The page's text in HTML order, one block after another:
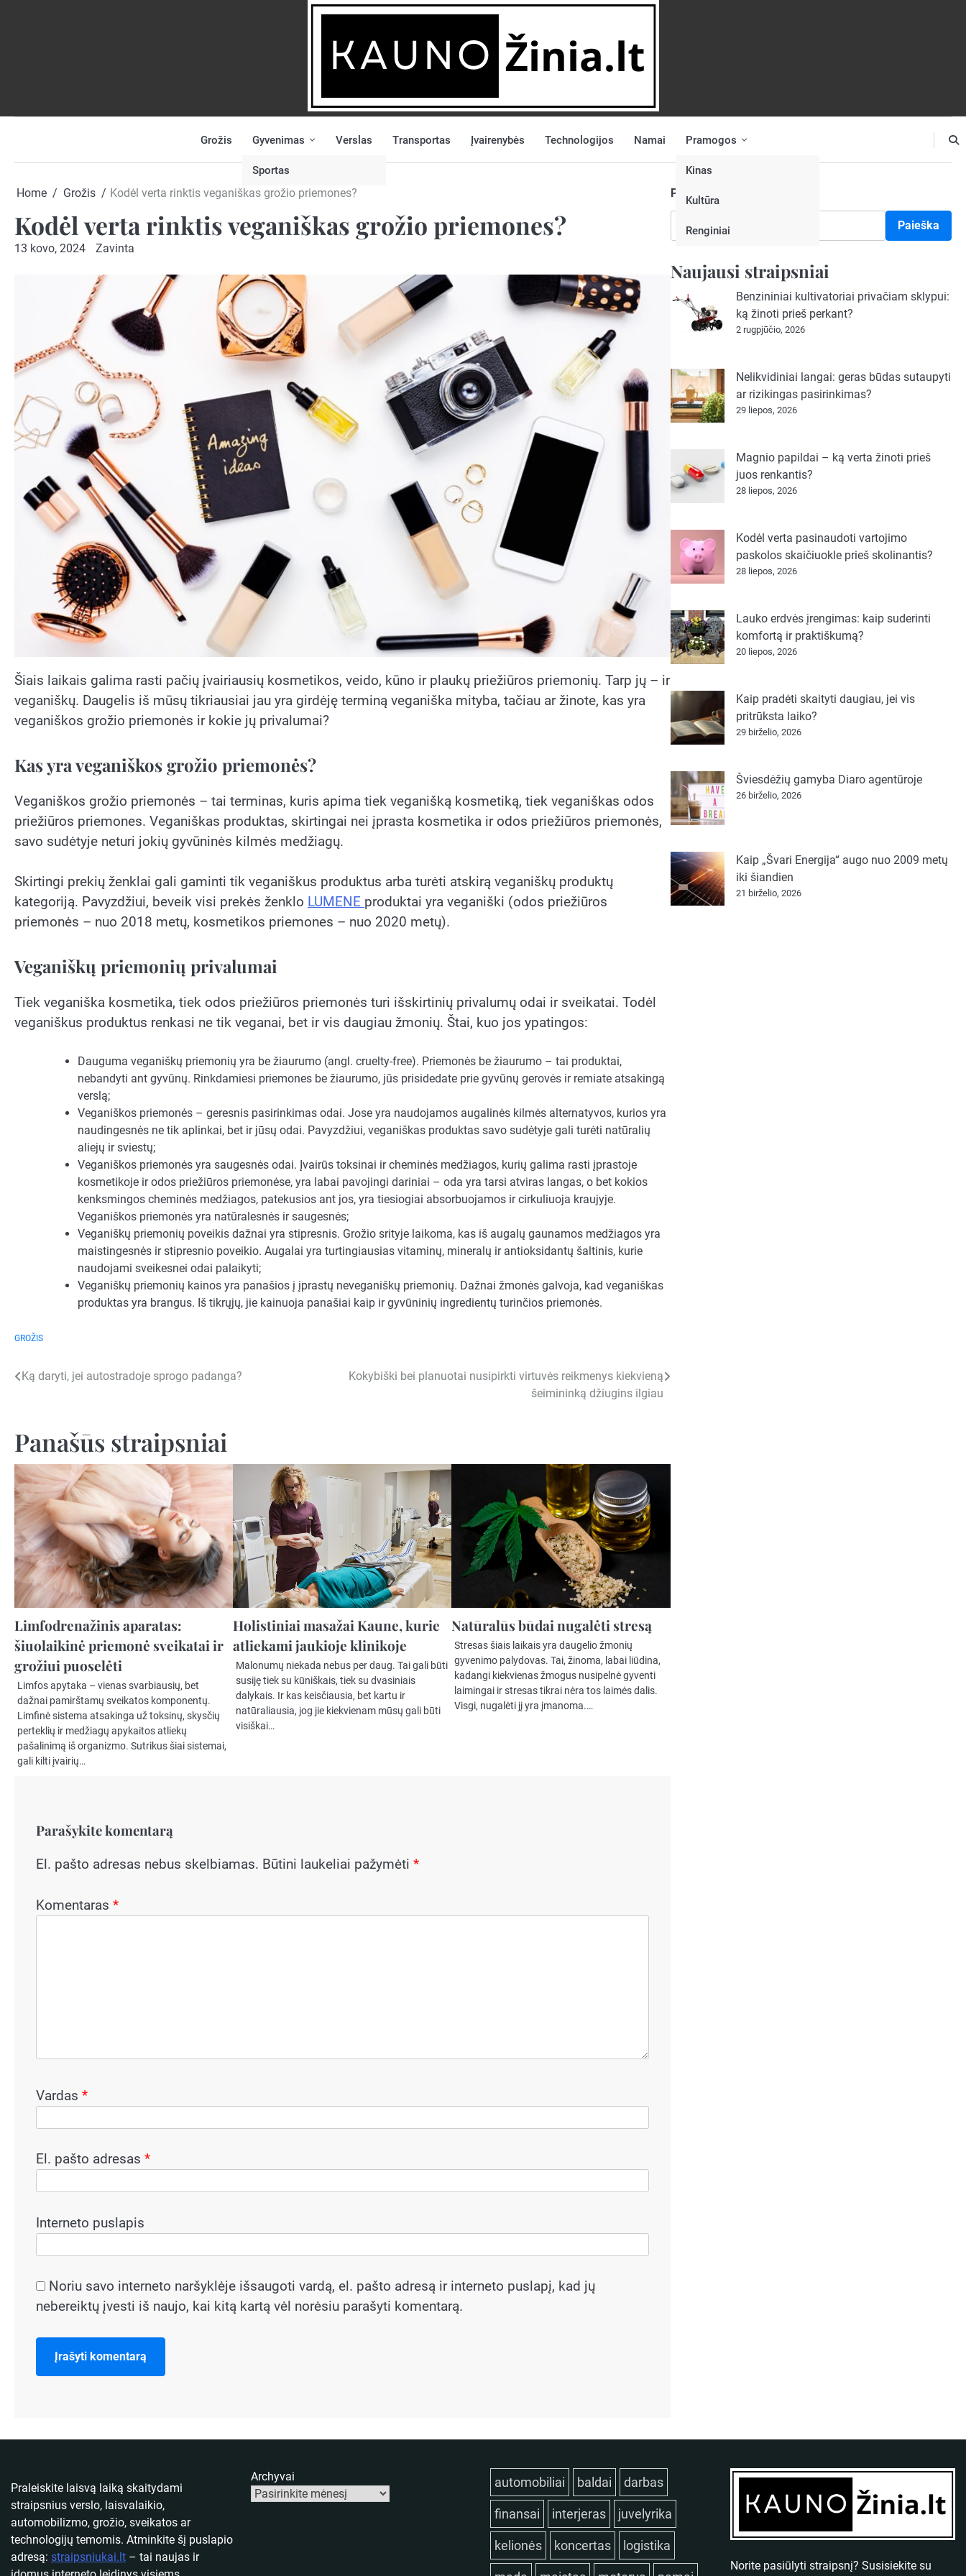
NAUJIENĄ
Grožis Gyvenimas
Sportas
Verslas Transportas Įvairenybės Technologijos Namai Pramogos
Kinas
Kultūra
Renginiai
Home Grožis Kodėl verta rinktis veganiškas grožio priemones?
Kodėl verta rinktis veganiškas grožio priemones?
13 kovo, 2024 Zavinta
Šiais laikais galima rasti pačių įvairiausių kosmetikos, veido, kūno ir plaukų priežiūros priemonių. Tarp jų – ir
veganiškų. Daugelis iš mūsų tikriausiai jau yra girdėję terminą veganiška mityba, tačiau ar žinote, kas yra
veganiškos grožio priemonės ir kokie jų privalumai?
Kas yra veganiškos grožio priemonės?
Veganiškos grožio priemonės – tai terminas, kuris apima tiek veganišką kosmetiką, tiek veganiškas odos
priežiūros priemones. Veganiškas produktas, skirtingai nei įprasta kosmetika ir odos priežiūros priemonės,
savo sudėtyje neturi jokių gyvūninės kilmės medžiagų.
Skirtingi prekių ženklai gali gaminti tik veganiškus produktus arba turėti atskirą veganiškų produktų
kategoriją. Pavyzdžiui, beveik visi prekės ženklo LUMENE produktai yra veganiški (odos priežiūros
priemonės – nuo 2018 metų, kosmetikos priemones – nuo 2020 metų).
Veganiškų priemonių privalumai
Tiek veganiška kosmetika, tiek odos priežiūros priemonės turi išskirtinių privalumų odai ir sveikatai. Todėl
veganiškus produktus renkasi ne tik veganai, bet ir vis daugiau žmonių. Štai, kuo jos ypatingos:
Dauguma veganiškų priemonių yra be žiaurumo (angl. cruelty-free). Priemonės be žiaurumo – tai produktai,
nebandyti ant gyvūnų. Rinkdamiesi priemones be žiaurumo, jūs prisidedate prie gyvūnų gerovės ir remiate atsakingą
verslą;
Veganiškos priemonės – geresnis pasirinkimas odai. Jose yra naudojamos augalinės kilmės alternatyvos, kurios yra
naudingesnės ne tik aplinkai, bet ir jūsų odai. Pavyzdžiui, veganiškas produktas savo sudėtyje gali turėti natūralių
aliejų ir sviestų;
Veganiškos priemonės yra saugesnės odai. Įvairūs toksinai ir cheminės medžiagos, kurių galima rasti įprastoje
kosmetikoje ir odos priežiūros priemonėse, yra labai pavojingi dariniai – oda yra tarsi atviras langas, o bet kokios
kenksmingos cheminės medžiagos, patekusios ant jos, yra tiesiogiai absorbuojamos ir cirkuliuoja kraujyje.
Veganiškos priemonės yra natūralesnės ir saugesnės;
Veganiškų priemonių poveikis dažnai yra stipresnis. Grožio srityje laikoma, kas iš augalų gaunamos medžiagos yra
maistingesnės ir stipresnio poveikio. Augalai yra turtingiausias vitaminų, mineralų ir antioksidantų šaltinis, kurie
naudojami sveikesnei odai palaikyti;
Veganiškų priemonių kainos yra panašios į įprastų neveganiškų priemonių. Dažnai žmonės galvoja, kad veganiškas
produktas yra brangus. Iš tikrųjų, jie kainuoja panašiai kaip ir gyvūninių ingredientų turinčios priemonės.
GROŽIS
Navigacija
įrašų
Ką daryti, jei autostradoje sprogo padanga?
Kokybiški bei planuotai nusipirkti virtuvės reikmenys kiekvieną
šeimininką džiugins ilgiau
Panašūs straipsniai
Limfodrenažinis aparatas:
šiuolaikinė priemonė sveikatai ir
grožiui puoselėti
Limfos apytaka – vienas svarbiausių, bet
dažnai pamirštamų sveikatos komponentų.
Limfinė sistema atsakinga už toksinų, skysčių
perteklių ir medžiagų apykaitos atliekų
pašalinimą iš organizmo. Sutrikus šiai sistemai,
gali kilti įvairių…
Holistiniai masažai Kaune, kurie
atliekami jaukioje klinikoje
Malonumų niekada nebus per daug. Tai gali būti
susiję tiek su kūniškais, tiek su dvasiniais
dalykais. Ir kas keisčiausia, bet kartu ir
natūraliausia, jog jie kiekvienam mūsų gali būti
visiškai…
Natūralūs būdai nugalėti stresą
Stresas šiais laikais yra daugelio žmonių
gyvenimo palydovas. Tai, žinoma, labai liūdina,
kadangi kiekvienas žmogus nusipelnė gyventi
laimingai ir stresas tikrai nėra tos laimės dalis.
Visgi, nugalėti jį yra įmanoma.…
Parašykite komentarą
El. pašto adresas nebus skelbiamas. Būtini laukeliai pažymėti *
Komentaras *
Vardas *
El. pašto adresas *
Interneto puslapis
Noriu savo interneto naršyklėje išsaugoti vardą, el. pašto adresą ir interneto puslapį, kad jų
nebereiktų įvesti iš naujo, kai kitą kartą vėl norėsiu parašyti komentarą.
Paieška
Paieška
Naujausi straipsniai
Benzininiai kultivatoriai privačiam sklypui:
ką žinoti prieš perkant?
2 rugpjūčio, 2026
Nelikvidiniai langai: geras būdas sutaupyti
ar rizikingas pasirinkimas?
29 liepos, 2026
Magnio papildai – ką verta žinoti prieš
juos renkantis?
28 liepos, 2026
Kodėl verta pasinaudoti vartojimo
paskolos skaičiuokle prieš skolinantis?
28 liepos, 2026
Lauko erdvės įrengimas: kaip suderinti
komfortą ir praktiškumą?
20 liepos, 2026
Kaip pradėti skaityti daugiau, jei vis
pritrūksta laiko?
29 birželio, 2026
Šviesdėžių gamyba Diaro agentūroje
26 birželio, 2026
Kaip „Švari Energija“ augo nuo 2009 metų
iki šiandien
21 birželio, 2026
Praleiskite laisvą laiką skaitydami
straipsnius verslo, laisvalaikio,
automobilizmo, grožio, sveikatos ar
technologijų temomis. Atminkite šį puslapio
adresą: straipsniukai.lt – tai naujas ir
Archyvai automobiliai baldai darbas
finansai interjeras juvelyrika
kelionės koncertas logistika
Norite pasiūlyti straipsnį? Susisiekite su